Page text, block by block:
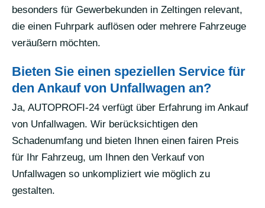
besonders für Gewerbekunden in Zeltingen relevant,
die einen Fuhrpark auflösen oder mehrere Fahrzeuge
veräußern möchten.
Bieten Sie einen speziellen Service für
den Ankauf von Unfallwagen an?
Ja, AUTOPROFI-24 verfügt über Erfahrung im Ankauf
von Unfallwagen. Wir berücksichtigen den
Schadenumfang und bieten Ihnen einen fairen Preis
für Ihr Fahrzeug, um Ihnen den Verkauf von
Unfallwagen so unkompliziert wie möglich zu
gestalten.